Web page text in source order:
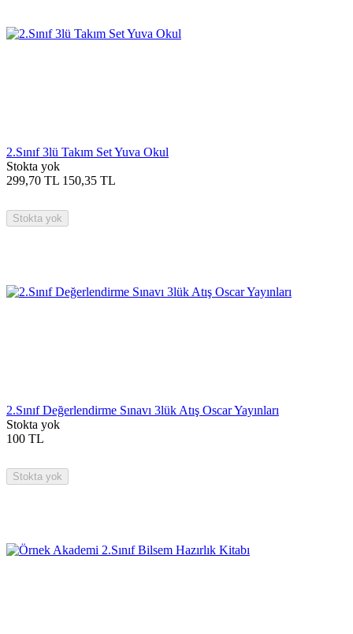
2.Sınıf 3lü Takım Set Yuva Okul
Stokta yok
299,70 TL 150,35 TL
Stokta yok
2.Sınıf Değerlendirme Sınavı 3lük Atış Oscar Yayınları
Stokta yok
100 TL
Stokta yok